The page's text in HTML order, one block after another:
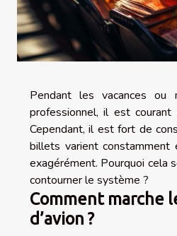
Pendant les vacances ou
professionnel, il est
Cependant, il est fort de
billets varient constamment
exagérément. Pourquoi cela
contourner le système ?
Comment marche
d’avion ?